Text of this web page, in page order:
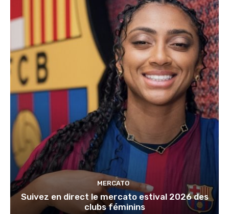
MERCATO
Suivez en direct le mercato estival 2026 des
clubs féminins